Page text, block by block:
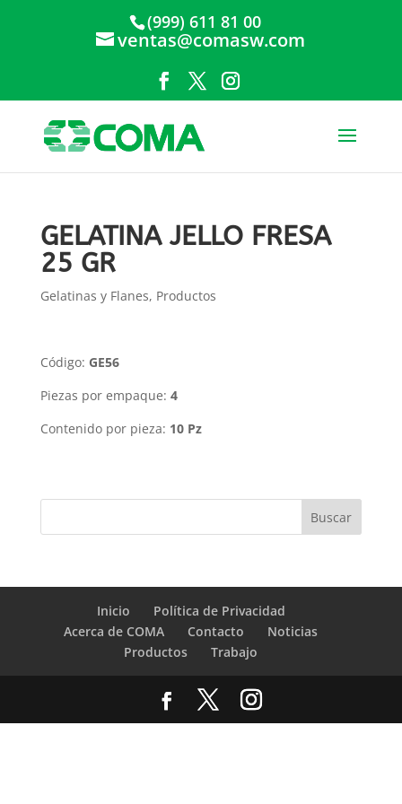
(999) 611 81 00
ventas@comasw.com
GELATINA JELLO FRESA
25 GR
Gelatinas y Flanes, Productos
Código: GE56
Piezas por empaque: 4
Contenido por pieza: 10 Pz
Inicio
Política de Privacidad
Acerca de COMA
Contacto
Noticias
Productos
Trabajo